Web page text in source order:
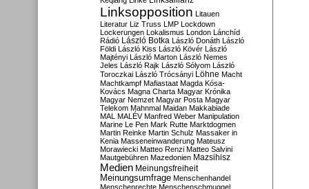
Linksopposition Litauen
Literatur Liz Truss LMP Lockdown
Lockerungen Lokalismus London Lánchíd
Rádió
László Botka László Donáth László
Földi László Kiss László Kövér László
Majtényi László Marton László Nemes
Jeles László Rajk László Sólyom László
Toroczkai László Trócsányi Löhne Macht
Machtkampf Mafiastaat Magda Kósa-
Kovács Magna Charta Magyar Krónika
Magyar Nemzet Magyar Posta Magyar
Telekom Mahnmal Maidan Makkabiade
MAL MALÉV Manfred Weber Manipulation
Marine Le Pen Mark Rutte Marktdogmen
Martin Reinke Martin Schulz Massaker in
Kenia Masseneinwanderung Mateusz
Morawiecki Matteo Renzi Matteo Salvini
Mautgebühren Mazedonien Mazsihisz
Medien Meinungsfreiheit
Meinungsumfrage Menschenhandel
Menschenrechte Menschenschmuggel